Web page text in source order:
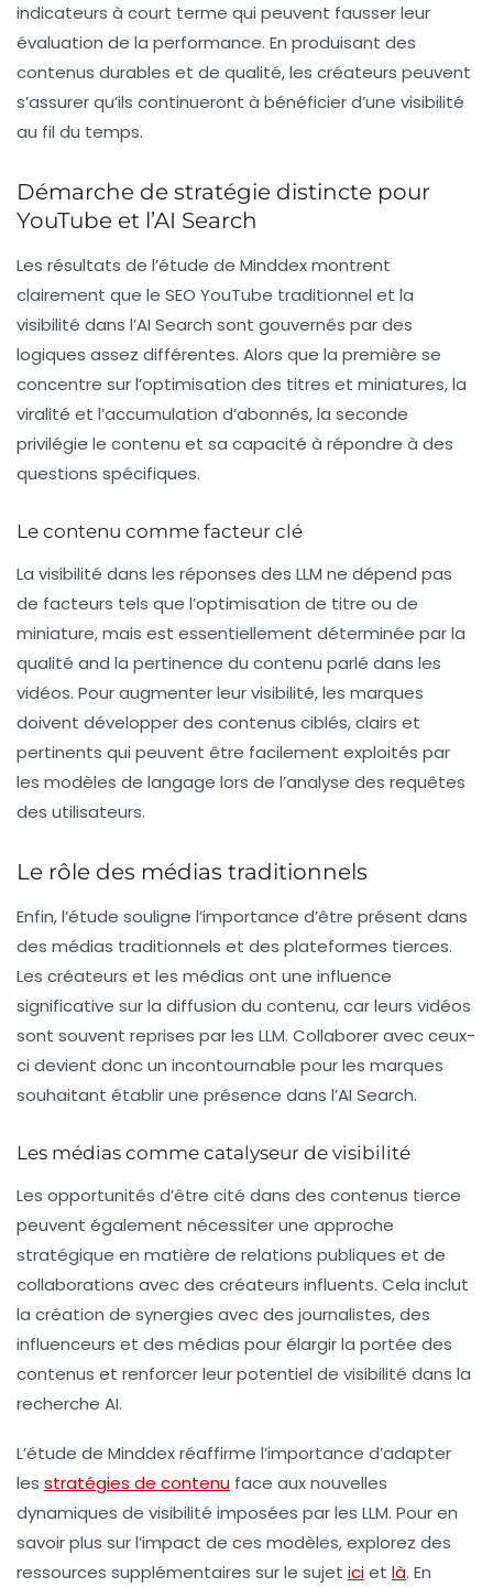
indicateurs à court terme qui peuvent fausser leur
évaluation de la performance. En produisant des
contenus durables et de qualité, les créateurs peuvent
s’assurer qu’ils continueront à bénéficier d’une visibilité
au fil du temps.
Démarche de stratégie distincte pour
YouTube et l’AI Search
Les résultats de l’étude de Minddex montrent
clairement que le SEO YouTube traditionnel et la
visibilité dans l’AI Search sont gouvernés par des
logiques assez différentes. Alors que la première se
concentre sur l’optimisation des titres et miniatures, la
viralité et l’accumulation d’abonnés, la seconde
privilégie le contenu et sa capacité à répondre à des
questions spécifiques.
Le contenu comme facteur clé
La visibilité dans les réponses des LLM ne dépend pas
de facteurs tels que l’optimisation de titre ou de
miniature, mais est essentiellement déterminée par la
qualité and la pertinence du contenu parlé dans les
vidéos. Pour augmenter leur visibilité, les marques
doivent développer des contenus ciblés, clairs et
pertinents qui peuvent être facilement exploités par
les modèles de langage lors de l’analyse des requêtes
des utilisateurs.
Le rôle des médias traditionnels
Enfin, l’étude souligne l’importance d’être présent dans
des médias traditionnels et des plateformes tierces.
Les créateurs et les médias ont une influence
significative sur la diffusion du contenu, car leurs vidéos
sont souvent reprises par les LLM. Collaborer avec ceux-
ci devient donc un incontournable pour les marques
souhaitant établir une présence dans l’AI Search.
Les médias comme catalyseur de visibilité
Les opportunités d’être cité dans des contenus tierce
peuvent également nécessiter une approche
stratégique en matière de relations publiques et de
collaborations avec des créateurs influents. Cela inclut
la création de synergies avec des journalistes, des
influenceurs et des médias pour élargir la portée des
contenus et renforcer leur potentiel de visibilité dans la
recherche AI.
L’étude de Minddex réaffirme l’importance d’adapter
les stratégies de contenu face aux nouvelles
dynamiques de visibilité imposées par les LLM. Pour en
savoir plus sur l’impact de ces modèles, explorez des
ressources supplémentaires sur le sujet iciet là. En